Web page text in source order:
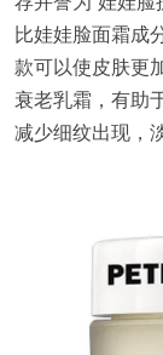
比娃娃脸面霜成
款可以使皮肤更
衰老乳霜，有助
减少细纹出现，